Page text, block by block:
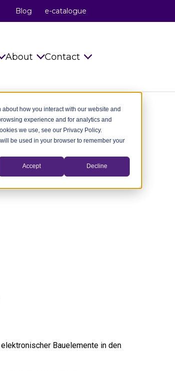
how you interact with our website and
experience and for analytics and
we use, see our Privacy Policy.
be used in your browser to remember your
Accept Decline
Blog e-catalogue
Instructions
notes
2D 3D
newsletter
Cond. of Purchase
About
celduc® transfo
celduc® worldwide
The celduc® Method
Standards
Contact
celduc® worldwide
Subscribe to Newsletter
Contact us
Bauelemente in den